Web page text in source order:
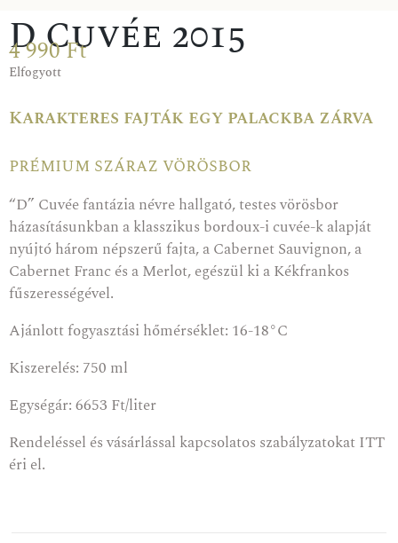
D Cuvée 2015
4 990Ft
Elfogyott
Karakteres fajták egy palackba zárva
prémium száraz vörösbor
“D” Cuvée fantázia névre hallgató, testes vörösbor
házasításunkban a klasszikus bordoux-i cuvée-k alapját
nyújtó három népszerű fajta, a Cabernet Sauvignon, a
Cabernet Franc és a Merlot, egészül ki a Kékfrankos
fűszerességével.
Ajánlott fogyasztási hőmérséklet: 16-18°C
Kiszerelés: 750 ml
Egységár: 6653 Ft/liter
Rendeléssel és vásárlással kapcsolatos szabályzatokatITT
éri el.